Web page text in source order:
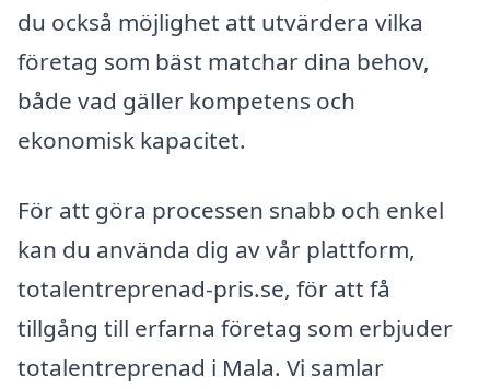
du också möjlighet att utvärdera vilka
företag som bäst matchar dina behov,
både vad gäller kompetens och
ekonomisk kapacitet.
För att göra processen snabb och enkel
kan du använda dig av vår plattform,
totalentreprenad-pris.se, för att få
tillgång till erfarna företag som erbjuder
totalentreprenad i Mala. Vi samlar